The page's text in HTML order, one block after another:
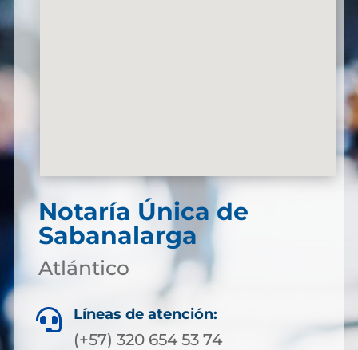
Notaría Única de
Sabanalarga
Atlántico
 Líneas de atención:
(+57) 320 654 53 74